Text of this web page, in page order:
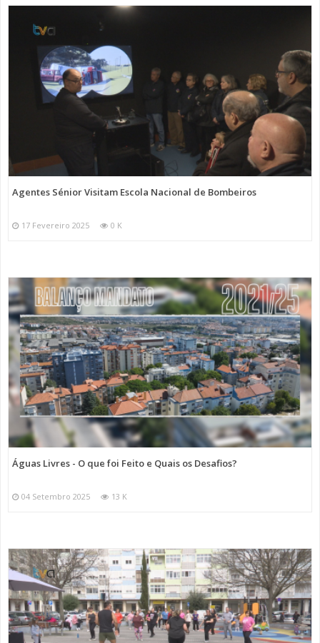
Agentes Sénior Visitam Escola Nacional de Bombeiros
17 Fevereiro 2025 0 K
Águas Livres - O que foi Feito e Quais os Desafios?
04 Setembro 2025 13 K